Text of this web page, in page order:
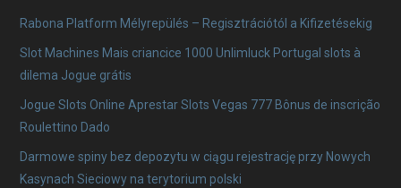
Rabona Platform Mélyrepülés – Regisztrációtól a Kifizetésekig
Slot Machines Mais criancice 1000 Unlimluck Portugal slots à
dilema Jogue grátis
Jogue Slots Online Aprestar Slots Vegas 777 Bônus de inscrição
Roulettino Dado
Darmowe spiny bez depozytu w ciągu rejestrację przy Nowych
Kasynach Sieciowy na terytorium polski